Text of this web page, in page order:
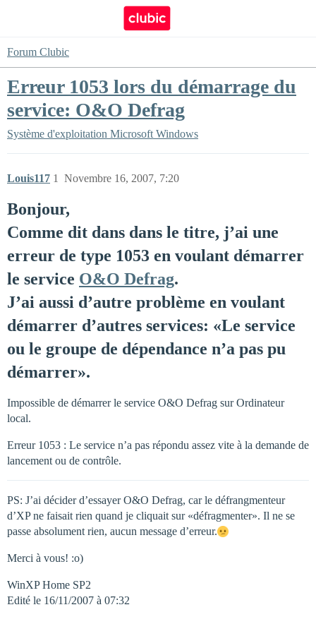
Forum Clubic
Erreur 1053 lors du démarrage du
service: O&O Defrag
Système d'exploitation Microsoft Windows
Louis117 Novembre 16, 2007, 7:20
1
Bonjour,
Comme dit dans dans le titre, j’ai une
erreur de type 1053 en voulant démarrer
le service O&O Defrag.
J’ai aussi d’autre problème en voulant
démarrer d’autres services: «Le service
ou le groupe de dépendance n’a pas pu
démarrer».
Impossible de démarrer le service O&O Defrag sur Ordinateur
local.
Erreur 1053 : Le service n’a pas répondu assez vite à la demande de
lancement ou de contrôle.
PS: J’ai décider d’essayer O&O Defrag, car le défrangmenteur
d’XP ne faisait rien quand je cliquait sur «défragmenter». Il ne se
passe absolument rien, aucun message d’erreur.
Merci à vous! :o)
WinXP Home SP2
Edité le 16/11/2007 à 07:32